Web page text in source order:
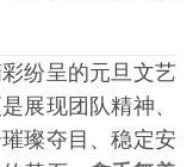
纷呈的元旦文艺
展现团队精神、
璨夺目、稳定安